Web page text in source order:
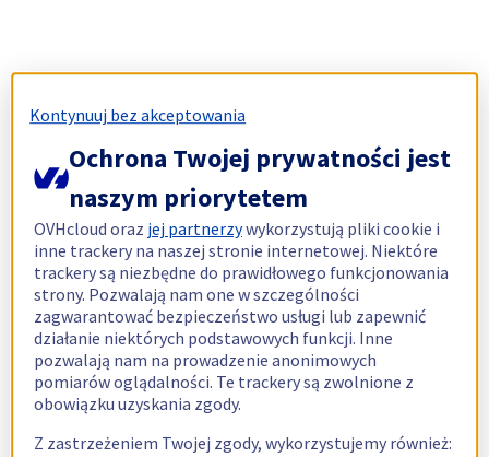
Kontynuuj bez akceptowania
Ochrona Twojej prywatności jest
naszym priorytetem
OVHcloud oraz jej partnerzywykorzystują pliki cookie i
inne trackery na naszej stronie internetowej. Niektóre
trackery są niezbędne do prawidłowego funkcjonowania
strony. Pozwalają nam one w szczególności
zagwarantować bezpieczeństwo usługi lub zapewnić
działanie niektórych podstawowych funkcji. Inne
pozwalają nam na prowadzenie anonimowych
pomiarów oglądalności. Te trackery są zwolnione z
obowiązku uzyskania zgody.
Z zastrzeżeniem Twojej zgody, wykorzystujemy również: